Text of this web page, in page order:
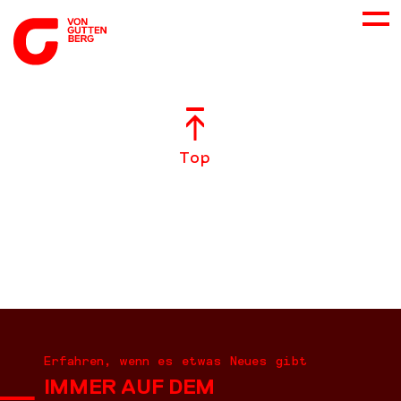
Top
Erfahren, wenn es etwas Neues gibt
IMMER AUF DEM